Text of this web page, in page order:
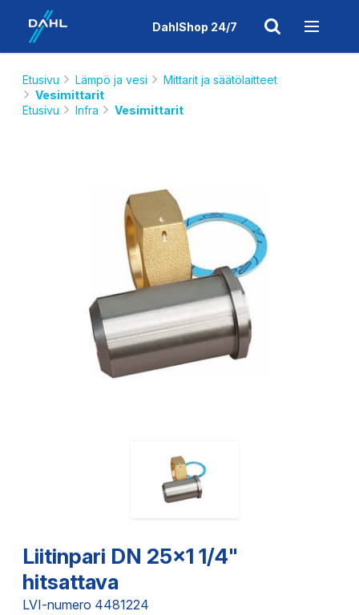
DahlShop 24/7
Etusivu Lämpö ja vesi
Mittarit ja säätölaitteet
Vesimittarit
Etusivu
Infra Vesimittarit
Liitinpari DN 25x1 1/4"
hitsattava
LVI-numero 4481224